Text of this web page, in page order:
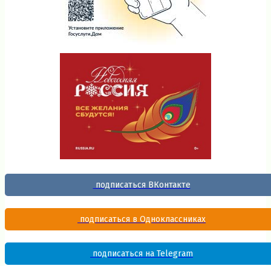
подписаться ВКонтакте
подписаться в Одноклассниках
подписаться на Telegram